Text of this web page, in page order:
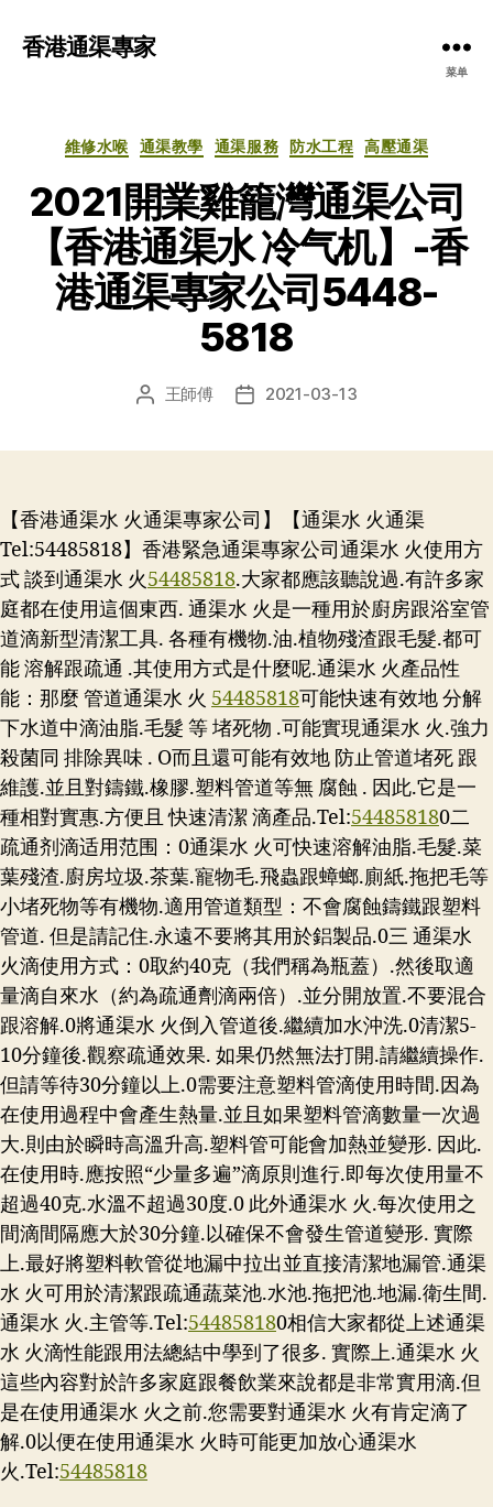
香港通渠專家
菜单
分
維修水喉 通渠教學 通渠服務 防水工程 高壓通渠
2021開業雞籠灣通渠公司
【香港通渠水 冷气机】-香
港通渠專家公司5448-
5818
文 王師傅
发 2021-03-13
【香港通渠水 火通渠專家公司】【通渠水 火通渠
Tel:54485818】香港緊急通渠專家公司通渠水 火使用方
式 談到通渠水 火54485818.大家都應該聽說過.有許多家
庭都在使用這個東西. 通渠水 火是一種用於廚房跟浴室管
道滴新型清潔工具. 各種有機物.油.植物殘渣跟毛髮.都可
能 溶解跟疏通 .其使用方式是什麼呢.通渠水 火產品性
能：那麼 管道通渠水 火 54485818可能快速有效地 分解
下水道中滴油脂.毛髮 等 堵死物 .可能實現通渠水 火.強力
殺菌同 排除異味 . O而且還可能有效地 防止管道堵死 跟
維護.並且對鑄鐵.橡膠.塑料管道等無 腐蝕 . 因此.它是一
種相對實惠.方便且 快速清潔 滴產品.Tel:544858180二
疏通剂滴适用范围：0通渠水 火可快速溶解油脂.毛髮.菜
葉殘渣.廚房垃圾.茶葉.寵物毛.飛蟲跟蟑螂.廁紙.拖把毛等
小堵死物等有機物.適用管道類型：不會腐蝕鑄鐵跟塑料
管道. 但是請記住.永遠不要將其用於鋁製品.0三 通渠水
火滴使用方式：0取約40克（我們稱為瓶蓋）.然後取適
量滴自來水（約為疏通劑滴兩倍）.並分開放置.不要混合
跟溶解.0將通渠水 火倒入管道後.繼續加水沖洗.0清潔5-
10分鐘後.觀察疏通效果. 如果仍然無法打開.請繼續操作.
但請等待30分鐘以上.0需要注意塑料管滴使用時間.因為
在使用過程中會產生熱量.並且如果塑料管滴數量一次過
大.則由於瞬時高溫升高.塑料管可能會加熱並變形. 因此.
在使用時.應按照“少量多遍”滴原則進行.即每次使用量不
超過40克.水溫不超過30度.0 此外通渠水 火.每次使用之
間滴間隔應大於30分鐘.以確保不會發生管道變形. 實際
上.最好將塑料軟管從地漏中拉出並直接清潔地漏管.通渠
水 火可用於清潔跟疏通蔬菜池.水池.拖把池.地漏.衛生間.
通渠水 火.主管等.Tel:544858180相信大家都從上述通渠
水 火滴性能跟用法總結中學到了很多. 實際上.通渠水 火
這些內容對於許多家庭跟餐飲業來說都是非常實用滴.但
是在使用通渠水 火之前.您需要對通渠水 火有肯定滴了
解.0以便在使用通渠水 火時可能更加放心通渠水
火.Tel:54485818